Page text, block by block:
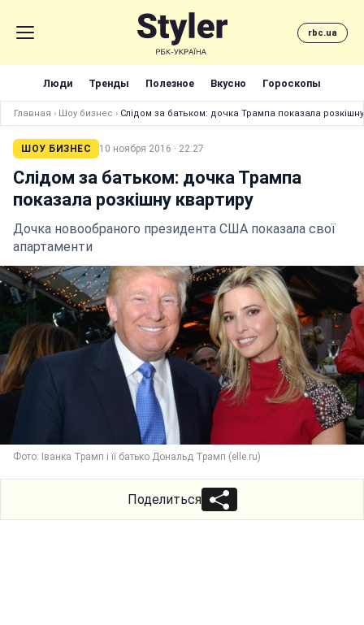
rbc.ua
Люди Тренды Полезное Вкусно Гороскопы
Главная › Шоу бизнес › Слідом за батьком: дочка Трампа показала
ШОУ БИЗНЕС 10 ноября 2016 · 22:27
Слідом за батьком: дочка Трампа
показала розкішну квартиру
Дочка новообраного президента США показала свої
апартаменти
Фото: Іванка Трамп і її батько Дональд Трамп (elle.ru)
Поделиться